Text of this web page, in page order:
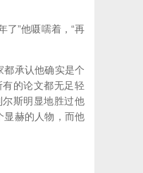
”他嗫嚅着，“再
承认他确实是个
的论文都无足轻
斯明显地胜过他
显赫的人物，而他